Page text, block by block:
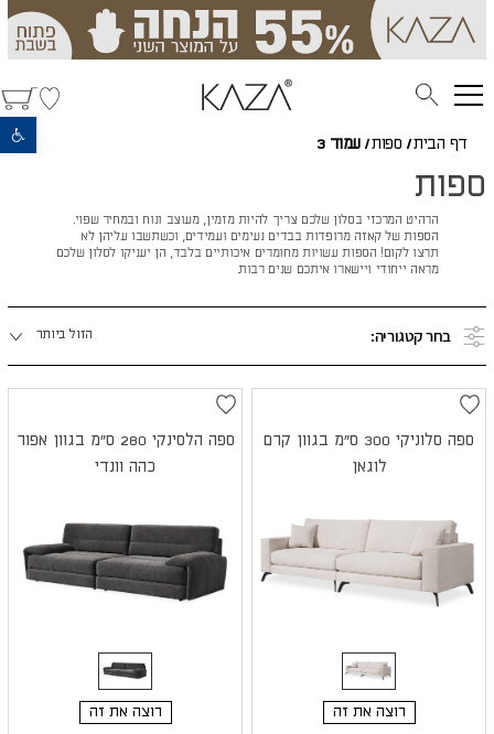
פתח סרגל נגישות
דף הבית/ ספות/ עמוד 3
ספות
הרהיט המרכזי בסלון שלכם צריך להיות מזמין, מעוצב ונוח ובמחיר שפוי.
הספות של קאזה מרופדות בבדים נעימים ועמידים, וכשתשבו עליהן לא
תרצו לקום! הספות עשויות מחומרים איכותיים בלבד, הן יעניקו לסלון שלכם
מראה ייחודי ויישארו איתכם שנים רבות.
בחר קטגוריה:
מיינו
הזול ביותר
ספה סלוניקי 300 ס"מ בגוון קרם
לוגאן
רוצה את זה
ספה הלסינקי 280 ס"מ בגוון אפור
כהה וונדי
רוצה את זה